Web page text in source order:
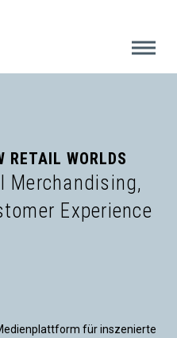
RETAIL WORLDS
Merchandising,
Experience
für inszenierte